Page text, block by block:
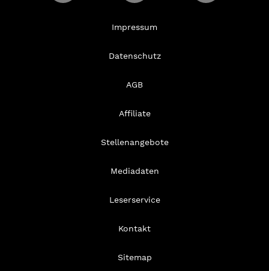
Impressum
Datenschutz
AGB
Affiliate
Stellenangebote
Mediadaten
Leserservice
Kontakt
Sitemap